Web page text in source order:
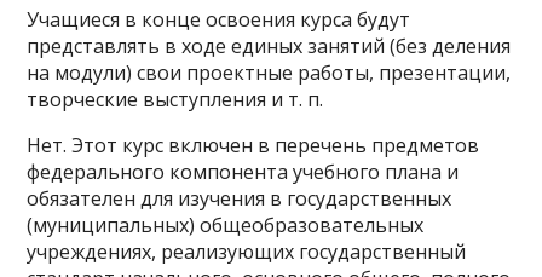
Учащиеся в конце освоения курса будут
представлять в ходе единых занятий (без деления
на модули) свои проектные работы, презентации,
творческие выступления и т. п.
Нет. Этот курс включен в перечень предметов
федерального компонента учебного плана и
обязателен для изучения в государственных
(муниципальных) общеобразовательных
учреждениях, реализующих государственный